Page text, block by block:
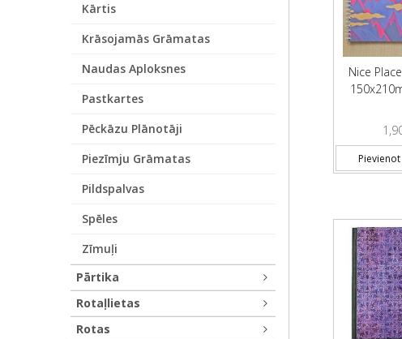
Nice
Kārtis
Krāsojamās Grāmatas
Naudas Aploksnes
Pastkartes
Pēckāzu Plānotāji
Piezīmju Grāmatas
Pildspalvas
Spēles
Zīmuļi
Pārtika
Rotaļlietas
Rotas